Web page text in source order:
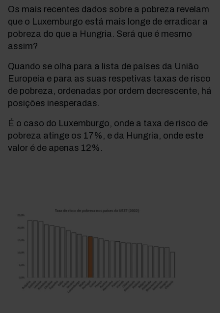
Os mais recentes dados sobre a pobreza revelam
que o Luxemburgo está mais longe de erradicar a
pobreza do que a Hungria. Será que é mesmo
assim?
Quando se olha para a lista de países da União
Europeia e para as suas respetivas taxas de risco
de pobreza, ordenadas por ordem decrescente, há
posições inesperadas.
É o caso do Luxemburgo, onde a taxa de risco de
pobreza atinge os 17%, e da Hungria, onde este
valor é de apenas 12%.